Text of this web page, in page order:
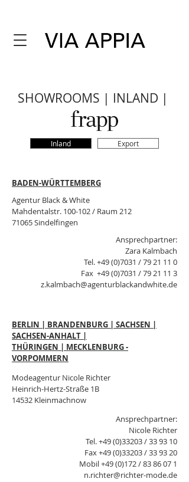
SHOWROOMS | INLAND |
Inland Export
BADEN-WÜRTTEMBERG
Agentur Black & White
Mahdentalstr. 100-102 / Raum 212
71065 Sindelfingen
Ansprechpartner:
Zara Kalmbach
Tel.+49 (0)7031 /79 21 11 0
Fax +49 (0)7031 /79 21 11 3
z.kalmbach@agenturblackandwhite.de
Modeagentur Nicole Richter
Heinrich-Hertz-Straße 1B
14532 Kleinmachnow
Ansprechpartner:
Nicole Richter
Tel.+49 (0)33203/ 33 93 10
Fax+49 (0)33203/ 33 93 20
Mobil +49 (0)172 /83 86 07 1
n.richter@richter-mode.de
BERLIN | BRANDENBURG | SACHSEN |
SACHSEN-ANHALT |
THÜRINGEN | MECKLENBURG -
VORPOMMERN